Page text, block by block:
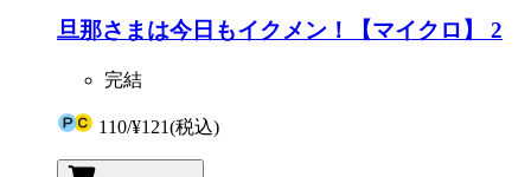
旦那さまは今日もイクメン！【マイクロ】 2
完結
110/¥121(税込)